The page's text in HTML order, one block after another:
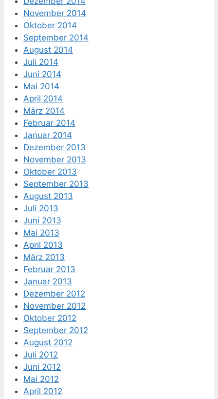
November 2014
Oktober 2014
September 2014
August 2014
Juli 2014
Juni 2014
Mai 2014
April 2014
März 2014
Februar 2014
Januar 2014
Dezember 2013
November 2013
Oktober 2013
September 2013
August 2013
Juli 2013
Juni 2013
Mai 2013
April 2013
März 2013
Februar 2013
Januar 2013
Dezember 2012
November 2012
Oktober 2012
September 2012
August 2012
Juli 2012
Juni 2012
Mai 2012
April 2012